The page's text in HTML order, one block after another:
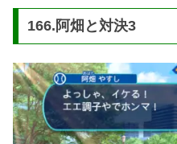
166.阿畑と対決3